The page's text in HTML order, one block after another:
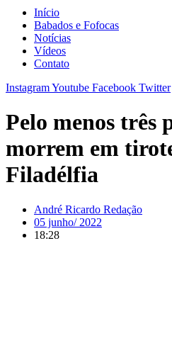
Início
Babados e Fofocas
Notícias
Vídeos
Contato
InstagramYoutube Facebook Twitter
Pelo menos três
morrem em
Filadélfia
André Ricardo Redação
05 junho/ 2022
18:28